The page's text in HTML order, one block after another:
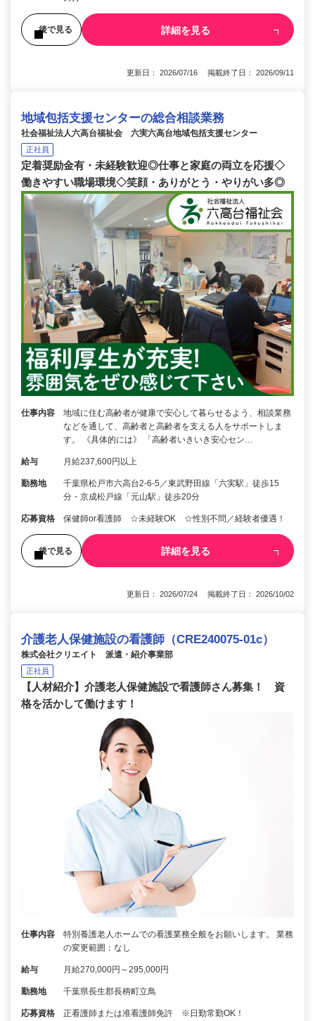
後で見る 詳細を見る
更新日： 2026/07/16 掲載終了日： 2026/09/11
地域包括支援センターの総合相談業務
社会福祉法人六高台福祉会 六実六高台地域包括支援センター
正社員
定着奨励金有・未経験歓迎◎仕事と家庭の両立を応援◇
働きやすい職場環境◇笑顔・ありがとう・やりがい多◎
仕事内容
地域に住む高齢者が健康で安心して暮らせるよう、相談業務
などを通して、高齢者と高齢者を支える人をサポートしま
す。 《具体的には》 「高齢者いきいき安心セン…
給与 月給237,600円以上
勤務地
千葉県松戸市六高台2‑6-5／東武野田線「六実駅」徒歩15
分・京成松戸線「元山駅」徒歩20分
応募資格 保健師or看護師 ☆未経験OK ☆性別不問／経験者優遇！
後で見る 詳細を見る
更新日： 2026/07/24 掲載終了日： 2026/10/02
介護老人保健施設の看護師（CRE240075-01c）
株式会社クリエイト 派遣・紹介事業部
正社員
【人材紹介】介護老人保健施設で看護師さん募集！ 資
格を活かして働けます！
仕事内容
特別養護老人ホームでの看護業務全般をお願いします。 業務
の変更範囲：なし
給与 月給270,000円～295,000円
勤務地 千葉県長生郡長柄町立鳥
応募資格 正看護師または准看護師免許 ※日勤常勤OK！